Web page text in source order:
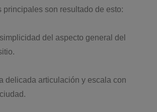
principales son resultado de esto:
del aspecto general del
articulación y escala con